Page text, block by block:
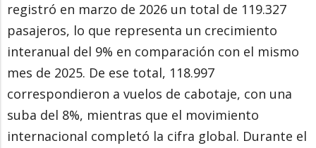
registró en marzo de 2026 un total de 119.327
pasajeros, lo que representa un crecimiento
interanual del 9% en comparación con el mismo
mes de 2025. De ese total, 118.997
correspondieron a vuelos de cabotaje, con una
suba del 8%, mientras que el movimiento
internacional completó la cifra global. Durante el